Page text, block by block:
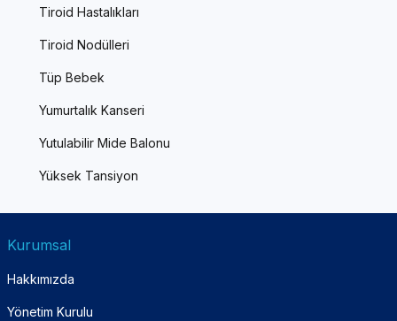
Tiroid Hastalıkları
Tiroid Nodülleri
Tüp Bebek
Yumurtalık Kanseri
Yutulabilir Mide Balonu
Yüksek Tansiyon
Kurumsal
Hakkımızda
Yönetim Kurulu